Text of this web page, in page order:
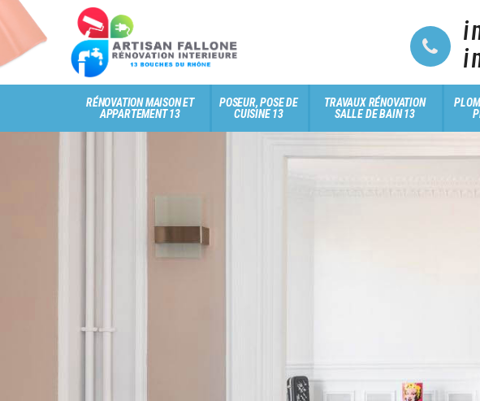
RÉNOVATION MAISON ET
APPARTEMENT 13
POSEUR, POSE DE
CUISINE 13
TRAVAUX RÉNOVATION
SALLE DE BAIN 13